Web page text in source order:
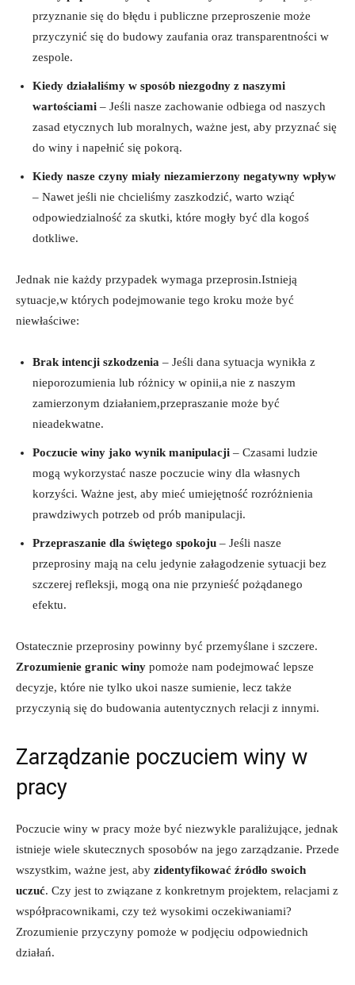
przyznanie się do błędu i publiczne przeproszenie może
przyczynić⁤ się do budowy zaufania oraz transparentności‍ w
zespole.
Kiedy działaliśmy w sposób niezgodny ‌z naszymi
wartościami –⁣ Jeśli nasze zachowanie odbiega od naszych
zasad etycznych lub moralnych, ważne‌ jest, aby przyznać się
do winy ⁣i napełnić się⁤ pokorą.
Kiedy nasze czyny miały ⁢niezamierzony negatywny‍ wpływ
‌– Nawet jeśli nie chcieliśmy zaszkodzić, warto⁤ wziąć
odpowiedzialność za skutki, które mogły być ​dla kogoś
dotkliwe.
Jednak nie każdy przypadek wymaga przeprosin.Istnieją​
sytuacje,w których podejmowanie tego kroku może być
niewłaściwe:
Brak intencji szkodzenia – Jeśli⁤ dana​ sytuacja ​wynikła​ z
nieporozumienia ‍lub różnicy w opinii,a nie z naszym⁢
zamierzonym działaniem,przepraszanie ‍może⁤ być⁢
nieadekwatne.
Poczucie winy ⁤jako wynik manipulacji – Czasami ludzie
mogą wykorzystać nasze poczucie winy ‌dla własnych
korzyści. Ważne jest,​ aby⁤ mieć umiejętność rozróżnienia
prawdziwych potrzeb od prób manipulacji.
Przepraszanie dla świętego spokoju – Jeśli nasze
przeprosiny mają ​na ‍celu jedynie‍ załagodzenie ⁢sytuacji bez
szczerej refleksji, mogą ona nie przynieść pożądanego
efektu.
Ostatecznie przeprosiny ‍powinny być​ przemyślane i‍ szczere.
Zrozumienie granic winy pomoże nam podejmować lepsze
decyzje, które nie tylko ukoi nasze sumienie, lecz także
przyczynią się‌ do budowania autentycznych ⁢relacji z‌ innymi.
Zarządzanie poczuciem‍ winy ‌w
pracy
Poczucie ‌winy w pracy może być niezwykle paraliżujące, jednak
istnieje wiele skutecznych sposobów na jego zarządzanie. Przede
wszystkim, ważne‌ jest,⁣ aby zidentyfikować źródło swoich
uczuć. Czy jest​ to ​związane z konkretnym projektem, relacjami ‍z
współpracownikami, czy⁣ też wysokimi oczekiwaniami?
Zrozumienie przyczyny pomoże w podjęciu odpowiednich
działań.